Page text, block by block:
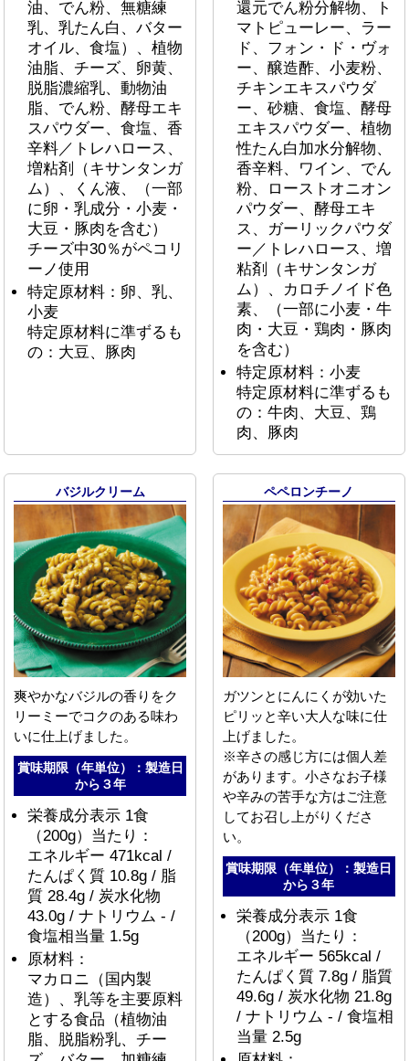
油、でん粉、無糖練
乳、乳たん白、バター
オイル、食塩）、植物
油脂、チーズ、卵黄、
脱脂濃縮乳、動物油
脂、でん粉、酵母エキ
スパウダー、食塩、香
辛料／トレハロース、
増粘剤（キサンタンガ
ム）、くん液、（一部
に卵・乳成分・小麦・
大豆・豚肉を含む）
チーズ中30％がペコリ
ーノ使用
特定原材料：卵、乳、
小麦
特定原材料に準ずるも
の：大豆、豚肉
還元でん粉分解物、ト
マトピューレー、ラー
ド、フォン・ド・ヴォ
ー、醸造酢、小麦粉、
チキンエキスパウダ
ー、砂糖、食塩、酵母
エキスパウダー、植物
性たん白加水分解物、
香辛料、ワイン、でん
粉、ローストオニオン
パウダー、酵母エキ
ス、ガーリックパウダ
ー／トレハロース、増
粘剤（キサンタンガ
ム）、カロチノイド色
素、（一部に小麦・牛
肉・大豆・鶏肉・豚肉
を含む）
特定原材料：小麦
特定原材料に準ずるも
の：牛肉、大豆、鶏
肉、豚肉
バジルクリーム
爽やかなバジルの香りをク
リーミーでコクのある味わ
いに仕上げました。
賞味期限（年単位）：製造日
から３年
栄養成分表示 1食
（200g）当たり：
エネルギー 471kcal /
たんぱく質 10.8g / 脂
質 28.4g / 炭水化物
43.0g / ナトリウム - /
食塩相当量 1.5g
原材料：
マカロニ（国内製
造）、乳等を主要原料
とする食品（植物油
脂、脱脂粉乳、チー
ペペロンチーノ
ガツンとにんにくが効いた
ピリッと辛い大人な味に仕
上げました。
※辛さの感じ方には個人差
があります。小さなお子様
や辛みの苦手な方はご注意
してお召し上がりくださ
い。
賞味期限（年単位）：製造日
から３年
栄養成分表示 1食
（200g）当たり：
エネルギー 565kcal /
たんぱく質 7.8g / 脂質
49.6g / 炭水化物 21.8g
/ ナトリウム - / 食塩相
当量 2.5g